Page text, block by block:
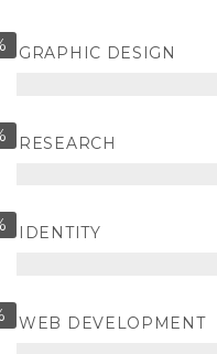
GRAPHIC DESIGN
RESEARCH
IDENTITY
WEB DEVELOPMENT